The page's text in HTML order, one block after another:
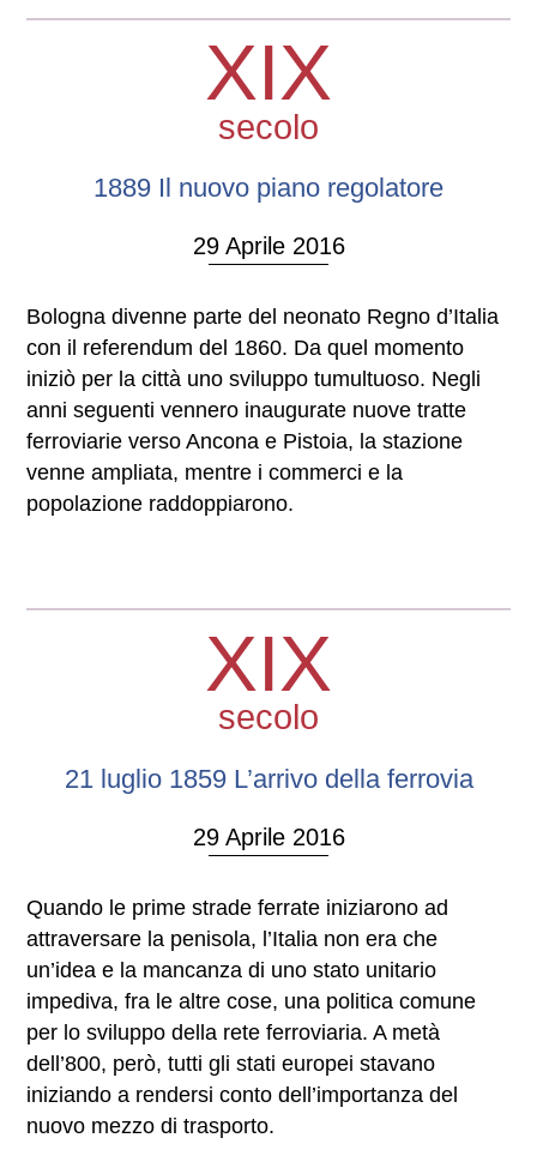
XIX
secolo
1889 Il nuovo piano regolatore
29 Aprile 2016
Bologna divenne parte del neonato Regno d’Italia
con il referendum del 1860. Da quel momento
iniziò per la città uno sviluppo tumultuoso. Negli
anni seguenti vennero inaugurate nuove tratte
ferroviarie verso Ancona e Pistoia, la stazione
venne ampliata, mentre i commerci e la
popolazione raddoppiarono.
XIX
secolo
21 luglio 1859 L’arrivo della ferrovia
29 Aprile 2016
Quando le prime strade ferrate iniziarono ad
attraversare la penisola, l’Italia non era che
un’idea e la mancanza di uno stato unitario
impediva, fra le altre cose, una politica comune
per lo sviluppo della rete ferroviaria. A metà
dell’800, però, tutti gli stati europei stavano
iniziando a rendersi conto dell’importanza del
nuovo mezzo di trasporto.